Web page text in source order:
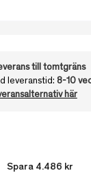
till tomtgräns
leveranstid: 8-10
här
Spara 4.486 kr